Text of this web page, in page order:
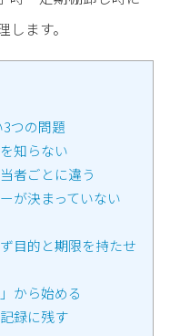
ます。
つの問題
知らない
者ごとに違う
が決まっていない
目的と期限を持たせ
から始める
録に残す